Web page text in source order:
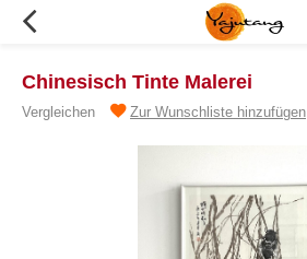
Chinesisch Tinte Malerei
Vergleichen Zur Wunschliste hinzufügen